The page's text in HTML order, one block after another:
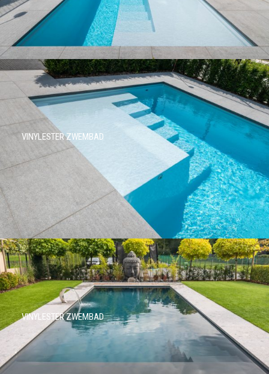
VINYLESTER ZWEMBAD
VINYLESTER ZWEMBAD